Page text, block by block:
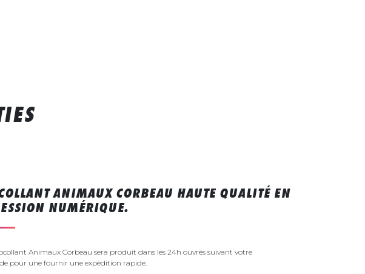
ANIMAUX CORBEAU HAUTE QUALITÉ EN
NUMÉRIQUE.
Animaux Corbeau sera produit dans les 24h ouvrés suivant votre
pour une fournir une expédition rapide.